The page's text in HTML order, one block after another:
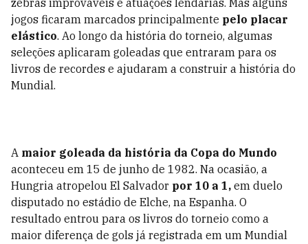
zebras improváveis e atuações lendárias. Mas alguns
jogos ficaram marcados principalmente pelo placar
elástico. Ao longo da história do torneio, algumas
seleções aplicaram goleadas que entraram para os
livros de recordes e ajudaram a construir a história do
Mundial.
A maior goleada da história da Copa do Mundo
aconteceu em 15 de junho de 1982. Na ocasião, a
Hungria atropelou El Salvador por 10 a 1, em duelo
disputado no estádio de Elche, na Espanha. O
resultado entrou para os livros do torneio como a
maior diferença de gols já registrada em um Mundial